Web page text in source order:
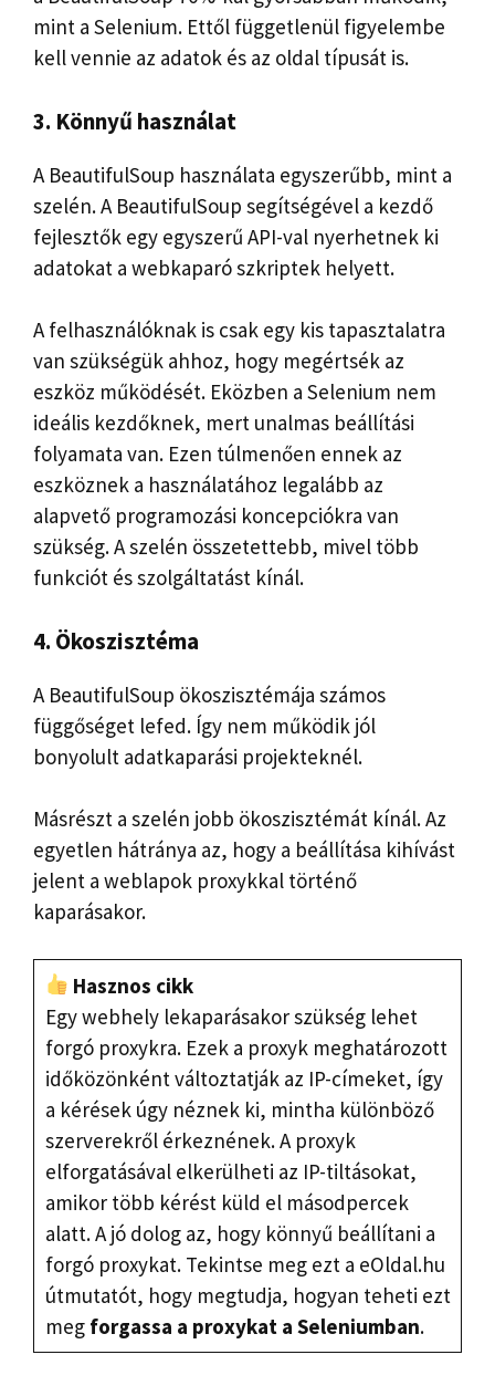
mint a Selenium. Ettől függetlenül figyelembe
kell vennie az adatok és az oldal típusát is.
3. Könnyű használat
A BeautifulSoup használata egyszerűbb, mint a
szelén. A BeautifulSoup segítségével a kezdő
fejlesztők egy egyszerű API-val nyerhetnek ki
adatokat a webkaparó szkriptek helyett.
A felhasználóknak is csak egy kis tapasztalatra
van szükségük ahhoz, hogy megértsék az
eszköz működését. Eközben a Selenium nem
ideális kezdőknek, mert unalmas beállítási
folyamata van. Ezen túlmenően ennek az
eszköznek a használatához legalább az
alapvető programozási koncepciókra van
szükség. A szelén összetettebb, mivel több
funkciót és szolgáltatást kínál.
4. Ökoszisztéma
A BeautifulSoup ökoszisztémája számos
függőséget lefed. Így nem működik jól
bonyolult adatkaparási projekteknél.
Másrészt a szelén jobb ökoszisztémát kínál. Az
egyetlen hátránya az, hogy a beállítása kihívást
jelent a weblapok proxykkal történő
kaparásakor.
Hasznos cikk
Egy webhely lekaparásakor szükség lehet
forgó proxykra. Ezek a proxyk meghatározott
időközönként változtatják az IP-címeket, így
a kérések úgy néznek ki, mintha különböző
szerverekről érkeznének. A proxyk
elforgatásával elkerülheti az IP-tiltásokat,
amikor több kérést küld el másodpercek
alatt. A jó dolog az, hogy könnyű beállítani a
forgó proxykat. Tekintse meg ezt a eOldal.hu
útmutatót, hogy megtudja, hogyan teheti ezt
meg forgassa a proxykat a Seleniumban.